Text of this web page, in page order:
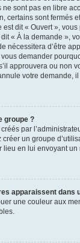
ne sont pas en libre
certains sont fermés
dit « Ouvert »,
« À la demande »,
nécessitera d’être
demander
approuvera ou non
votre demande,
groupe ?
par
un groupe
lieu en lui envoyant
apparaissent dans
une couleur aux